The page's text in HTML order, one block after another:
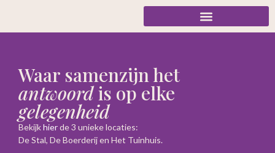
Waar samenzijn het
antwoordis op elke
gelegenheid
Bekijkhierde 3 unieke locaties:
De Stal, De Boerderij en Het Tuinhuis.